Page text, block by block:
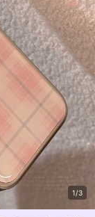
1/3